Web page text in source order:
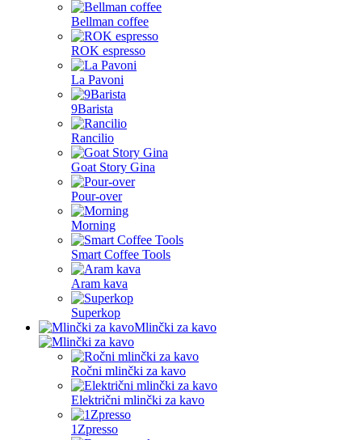
Bellman coffee
ROK espresso
La Pavoni
9Barista
Rancilio
Goat Story Gina
Pour-over
Morning
Smart Coffee Tools
Aram kava
Superkop
Mlinčki za kavo
Ročni mlinčki za kavo
Električni mlinčki za kavo
1Zpresso